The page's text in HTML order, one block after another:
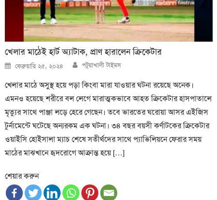
খেলার মাঠেই হার্ট অ্যাটাক, প্রাণ হারালেন ক্রিকেটার
Posted
on
ফেব্রুয়ারি ২৫, ২০২৪ Author
পটুয়াখালী টাইমস
খেলার মাঠে অসুস্থ হয়ে পড়া কিংবা মারা যাওয়ার ঘটনা রয়েছে অনেক।
এমনও হয়েছে শরীরে বল লেগে মারাত্মকভাবে আহত ক্রিকেটার হাসপাতালে
মৃত্যুর সাথে পাঞ্জা লড়ে হেরে গেছেন। তবে ভারতের ঘরোয়া আসর এইজিস
টুর্নামেন্টে ঘটেছে অন্যরকম এক ঘটনা। ৩৪ বছর বয়সী কর্ণাটকের ক্রিকেটার
ওয়াইসি হোইসালা ম্যাচ শেষে সতীর্থদের সাথে প্যাভিলিয়নে ফেরার সময়
মাঠের মাঝখানে হৃদরোগে আক্রান্ত হয়ে […]
শেয়ার করুন